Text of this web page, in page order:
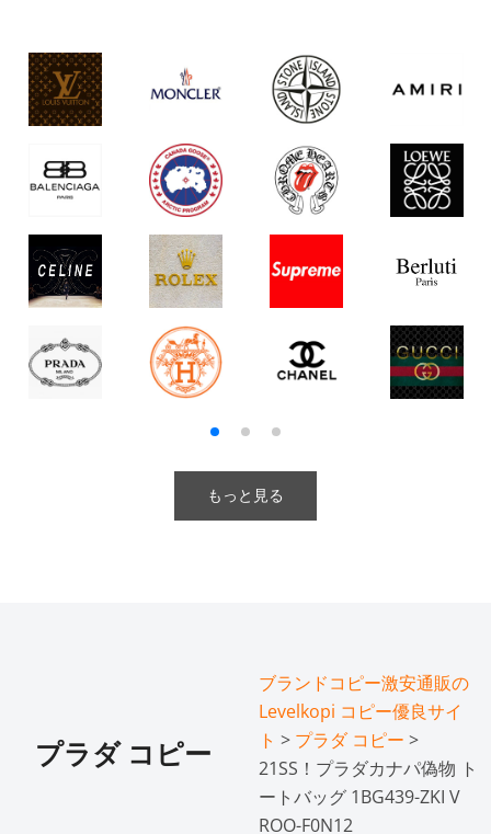
もっと見る
プラダ コピー
ブランドコピー激安通販の
Levelkopi コピー優良サイ
ト > プラダ コピー >
21SS！プラダカナパ偽物 ト
ートバッグ 1BG439-ZKI V
ROO-F0N12